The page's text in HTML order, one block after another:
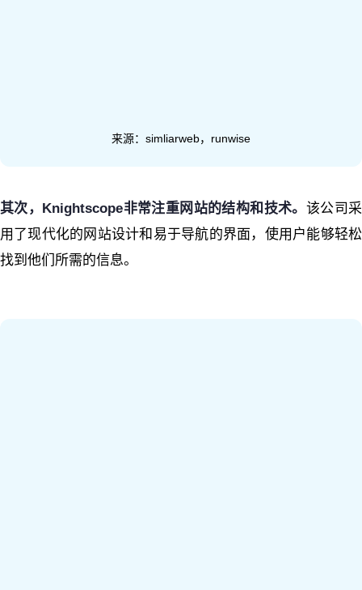
来源：simliarweb，runwise
其次，Knightscope非常注重网站的结构和技术。 该公司采
用了现代化的网站设计和易于导航的界面，使用户能够轻松
找到他们所需的信息。